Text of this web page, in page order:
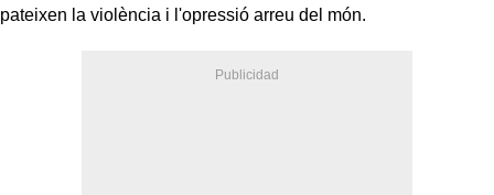
pateixen la violència i l'opressió arreu del món.